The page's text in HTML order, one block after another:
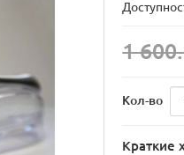
1
Кол-во
Краткие